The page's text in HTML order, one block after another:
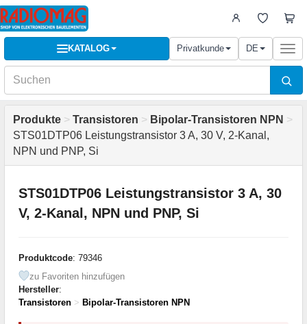
KATALOG Privatkunde DE
Produkte > Transistoren > Bipolar-Transistoren NPN >
STS01DTP06 Leistungstransistor 3 A, 30 V, 2-Kanal,
NPN und PNP, Si
STS01DTP06 Leistungstransistor 3 A, 30
V, 2-Kanal, NPN und PNP, Si
Produktcode: 79346
zu Favoriten hinzufügen
Hersteller:
Transistoren > Bipolar-Transistoren NPN